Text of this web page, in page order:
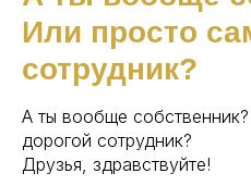
Или просто
сотрудник?
А ты вообще
дорогой сотрудник?
Друзья, здравствуйте!